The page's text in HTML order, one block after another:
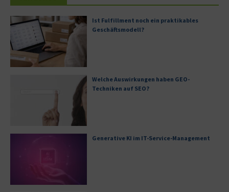
Ist Fulfillment noch ein praktikables
Geschäftsmodell?
Welche Auswirkungen haben GEO-
Techniken auf SEO?
Generative KI im IT-Service-Management